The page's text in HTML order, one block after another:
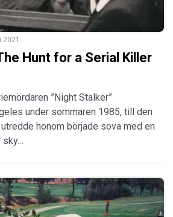
2021
Hunt for a Serial Killer
”Night Stalker”
under sommaren 1985, till den
honom började sova med en
sky…